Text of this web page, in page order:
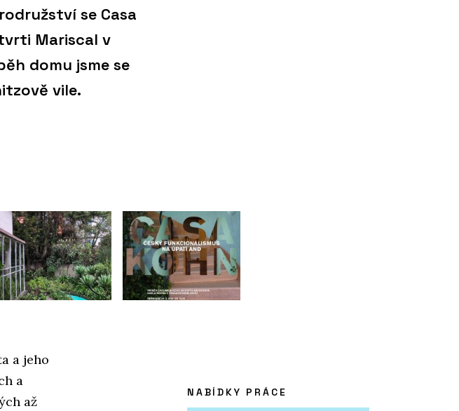
se Casa
Mariscal v
domu jsme se
vile.
a jeho
a
až
NABÍDKY PRÁCE